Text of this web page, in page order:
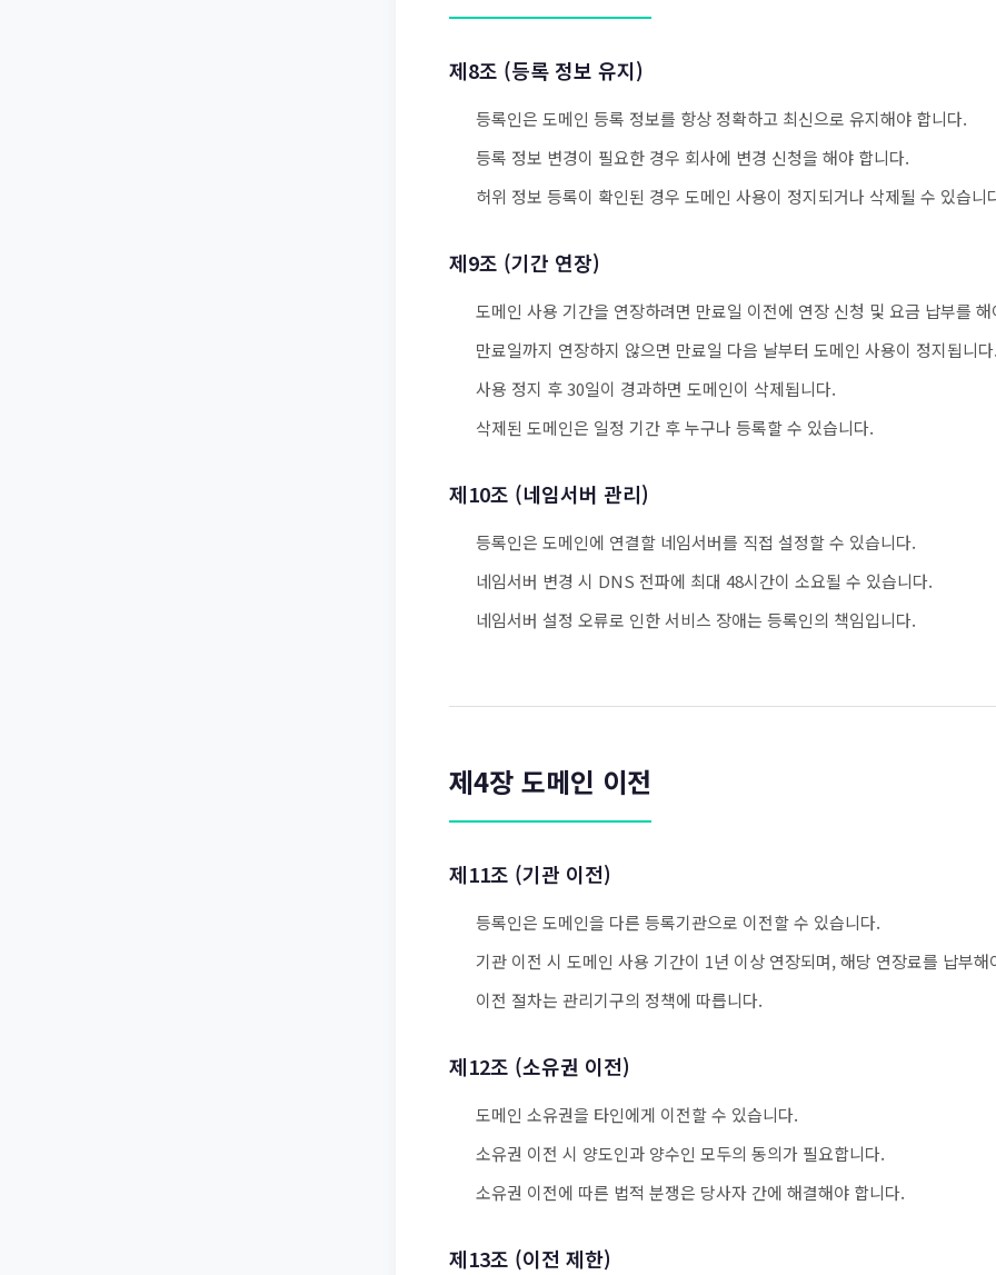
제8조 (등록 정보 유지)
등록인은 도메인 등록 정보를 항상 정확하고 최신으로 유지해야 합니다.
등록 정보 변경이 필요한 경우 회사에 변경 신청을 해야 합니다.
허위 정보 등록이 확인된 경우 도메인 사용이 정지되거나 삭제될 수 있습니
제9조 (기간 연장)
도메인 사용 기간을 연장하려면 만료일 이전에 연장 신청 및 요금 납부를
만료일까지 연장하지 않으면 만료일 다음 날부터 도메인 사용이 정지됩니
사용 정지 후 30일이 경과하면 도메인이 삭제됩니다.
삭제된 도메인은 일정 기간 후 누구나 등록할 수 있습니다.
제10조 (네임서버 관리)
등록인은 도메인에 연결할 네임서버를 직접 설정할 수 있습니다.
네임서버 변경 시 DNS 전파에 최대 48시간이 소요될 수 있습니다.
네임서버 설정 오류로 인한 서비스 장애는 등록인의 책임입니다.
제4장 도메인 이전
제11조 (기관 이전)
등록인은 도메인을 다른 등록기관으로 이전할 수 있습니다.
기관 이전 시 도메인 사용 기간이 1년 이상 연장되며, 해당 연장료를 납부해
이전 절차는 관리기구의 정책에 따릅니다.
제12조 (소유권 이전)
도메인 소유권을 타인에게 이전할 수 있습니다.
소유권 이전 시 양도인과 양수인 모두의 동의가 필요합니다.
소유권 이전에 따른 법적 분쟁은 당사자 간에 해결해야 합니다.
제13조 (이전 제한)